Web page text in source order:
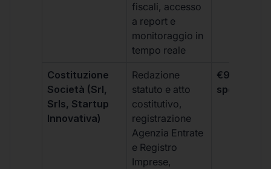
fiscali, accesso
a report e
monitoraggio in
tempo reale
Costituzione
Società (Srl,
Srls, Startup
Innovativa)
Redazione
statuto e atto
costitutivo,
registrazione
Agenzia Entrate
e Registro
Imprese,
€99 + IVA
spese